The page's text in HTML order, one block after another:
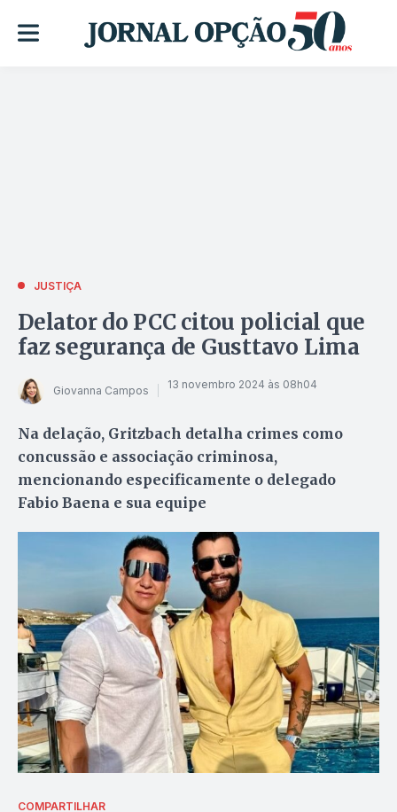
JUSTIÇA
Delator do PCC citou policial que
faz segurança de Gusttavo Lima
Giovanna Campos 13 novembro 2024 às 08h04
Na delação, Gritzbach detalha crimes como
concussão e associação criminosa,
mencionando especificamente o delegado
Fabio Baena e sua equipe
COMPARTILHAR